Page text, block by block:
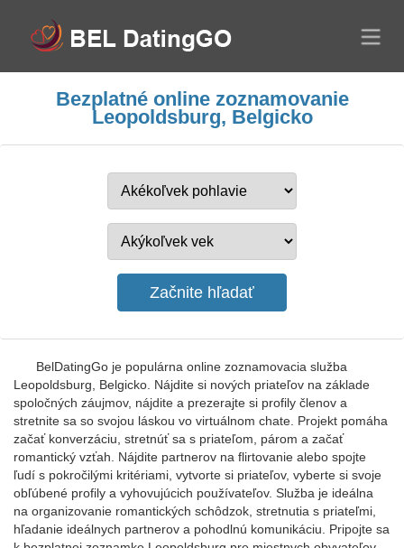
Bezplatné online zoznamovanie
Leopoldsburg, Belgicko
BelDatingGo je populárna online zoznamovacia služba
Leopoldsburg, Belgicko. Nájdite si nových priateľov na základe
spoločných záujmov, nájdite a prezerajte si profily členov a
stretnite sa so svojou láskou vo virtuálnom chate. Projekt pomáha
začať konverzáciu, stretnúť sa s priateľom, párom a začať
romantický vzťah. Nájdite partnerov na flirtovanie alebo spojte
ľudí s pokročilými kritériami, vytvorte si priateľov, vyberte si svoje
obľúbené profily a vyhovujúcich používateľov. Služba je ideálna
na organizovanie romantických schôdzok, stretnutia s priateľmi,
hľadanie ideálnych partnerov a pohodlnú komunikáciu. Pripojte sa